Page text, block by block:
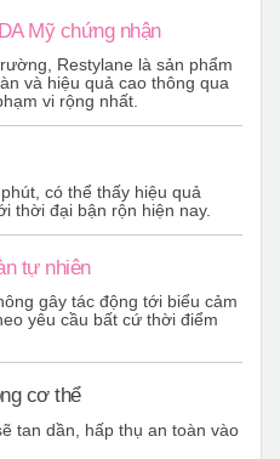
Mỹ chứng nhận
Restylane là sản phẩm
và hiệu quả cao thông qua
vi rộng nhất.
có thể thấy hiệu quả
thời đại bận rộn hiện nay.
tự nhiên
gây tác động tới biểu cảm
yêu cầu bất cứ thời điểm
cơ thể
tan dần, hấp thụ an toàn vào